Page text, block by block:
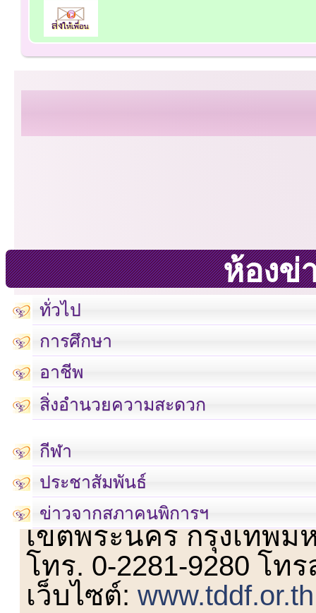
ห้องข่
ทั่วไป
การศึกษา
อาชีพ
สิ่งอำนวยความสะดวก
กีฬา
ประชาสัมพันธ์
ข่าวจากสภาคนพิการฯ
เลขที่ 23 ชั้น 2 ถนนวิ
เขตพระนคร กรุงเทพม
โทร. 0-2281-9280 โท
เว็บไซต์:www.tddf.or.th